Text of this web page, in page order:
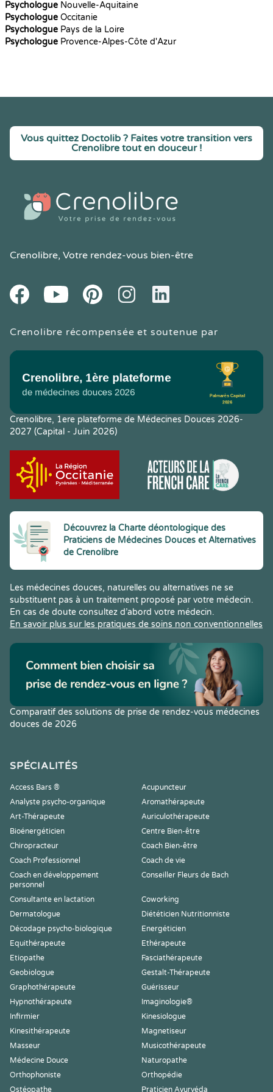
Psychologue Nouvelle-Aquitaine
Psychologue Occitanie
Psychologue Pays de la Loire
Psychologue Provence-Alpes-Côte d'Azur
Vous quittez Doctolib ? Faites votre transition vers
Crenolibre tout en douceur !
Crenolibre, Votre rendez-vous bien-être
FacebookYoutube PinteresetInstagramLinkedIn
Crenolibre récompensée et soutenue par
Crenolibre, 1ere plateforme de Médecines Douces 2026-
2027 (Capital - Juin 2026)
Découvrez la Charte déontologique des
Praticiens de Médecines Douces et Alternatives
de Crenolibre
Les médecines douces, naturelles ou alternatives ne se
substituent pas à un traitement proposé par votre médecin.
En cas de doute consultez d’abord votre médecin.
En savoir plus sur les pratiques de soins non conventionnelles
Comparatif des solutions de prise de rendez-vous médecines
douces de 2026
SPÉCIALITÉS
Access Bars ®
Acupuncteur
Analyste psycho-organique
Aromathérapeute
Art-Thérapeute
Auriculothérapeute
Bioénergéticien
Centre Bien-être
Chiropracteur
Coach Bien-être
Coach Professionnel
Coach de vie
Coach en développement
personnel
Conseiller Fleurs de Bach
Consultante en lactation
Coworking
Dermatologue
Diététicien Nutritionniste
Décodage psycho-biologique
Energéticien
Equithérapeute
Ethérapeute
Etiopathe
Fasciathérapeute
Geobiologue
Gestalt-Thérapeute
Graphothérapeute
Guérisseur
Hypnothérapeute
Imaginologie®
Infirmier
Kinesiologue
Kinesithérapeute
Magnetiseur
Masseur
Musicothérapeute
Médecine Douce
Naturopathe
Orthophoniste
Orthopédie
Ostéopathe
Praticien Ayurvéda